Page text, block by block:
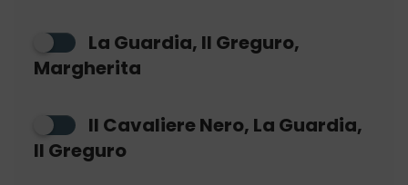
La Guardia, Il Greguro,
Margherita
Il Cavaliere Nero, La Guardia,
Il Greguro